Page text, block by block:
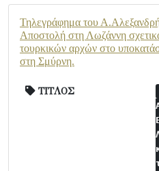
Τηλεγράφημα του
Αποστολή στη Λωζάννη
τουρκικών αρχών στο
στη Σμύρνη.
ΤΙΤΛΟΣ